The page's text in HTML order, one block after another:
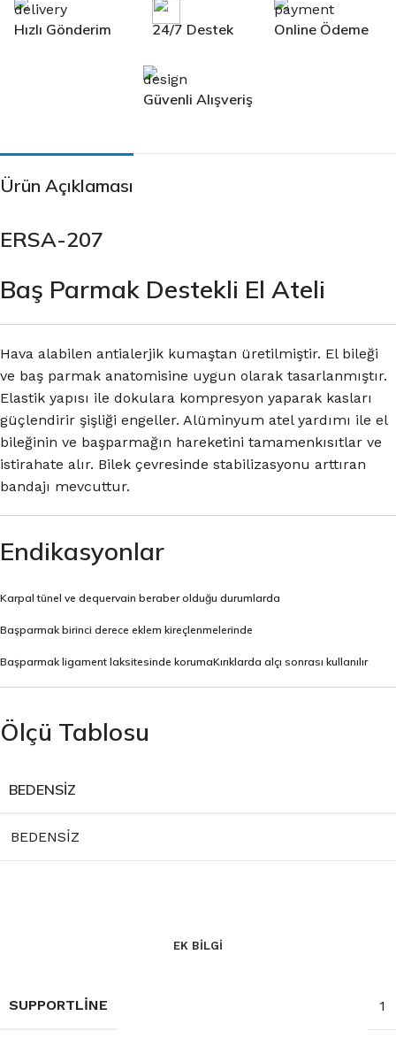
Hızlı Gönderim 24/7 Destek Online Ödeme
Güvenli Alışveriş
Ürün Açıklaması
ERSA-207
Baş Parmak Destekli El Ateli
Hava alabilen antialerjik kumaştan üretilmiştir. El bileği
ve baş parmak anatomisine uygun olarak tasarlanmıştır.
Elastik yapısı ile dokulara kompresyon yaparak kasları
güçlendirir şişliği engeller. Alüminyum atel yardımı ile el
bileğinin ve başparmağın hareketini tamamenkısıtlar ve
istirahate alır. Bilek çevresinde stabilizasyonu arttıran
bandajı mevcuttur.
Endikasyonlar
Karpal tünel ve dequervain beraber olduğu durumlarda
Başparmak birinci derece eklem kireçlenmelerinde
Başparmak ligament laksitesinde korumaKırıklarda alçı sonrası kullanılır
Ölçü Tablosu
BEDENSİZ
BEDENSİZ
EK BILGI
SUPPORTLINE 1